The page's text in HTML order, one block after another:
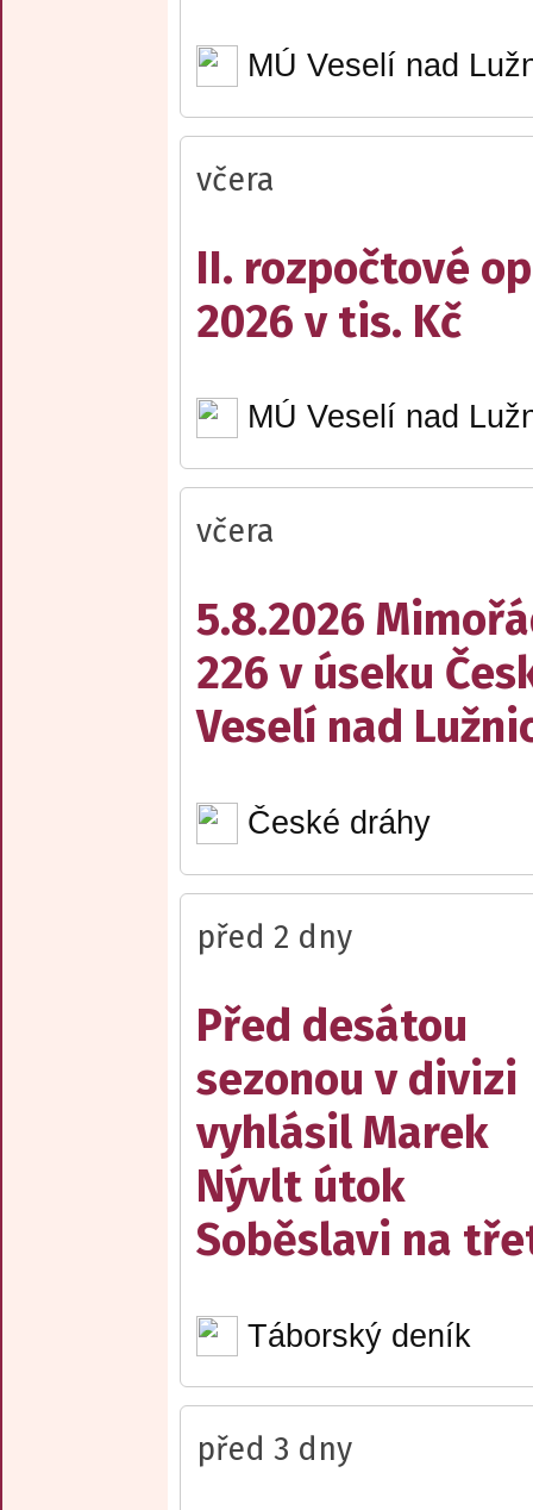
MÚ Veselí nad
včera
II. rozpočtové
2026 v tis. Kč
MÚ Veselí nad
včera
5.8.2026
226 v úseku
Veselí nad
České dráhy
před 2 dny
Před desátou
sezonou v divizi
vyhlásil Marek
Nývlt útok
Soběslavi na
Táborský deník
před 3 dny